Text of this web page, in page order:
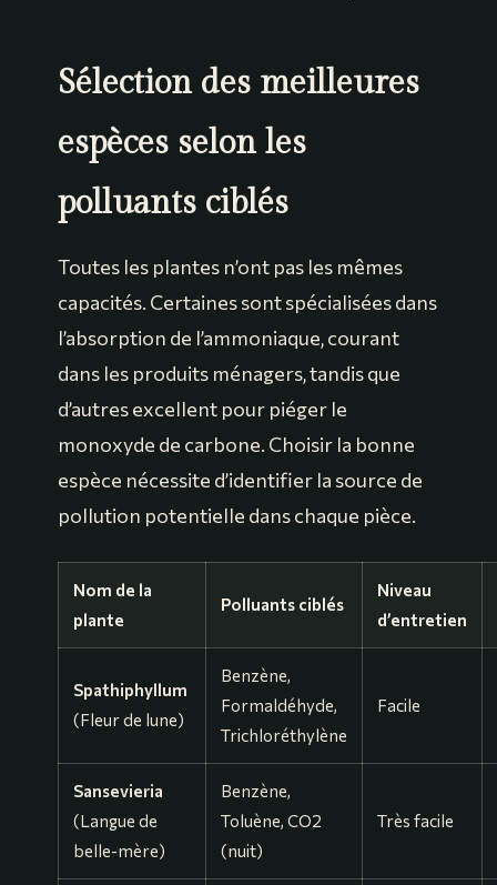
Sélection des meilleures
espèces selon les
polluants ciblés
Toutes les plantes n’ont pas les mêmes
capacités. Certaines sont spécialisées dans
l’absorption de l’ammoniaque, courant
dans les produits ménagers, tandis que
d’autres excellent pour piéger le
monoxyde de carbone. Choisir la bonne
espèce nécessite d’identifier la source de
pollution potentielle dans chaque pièce.
Nom de la
plante
Polluants ciblés
Niveau
d’entretien
Spathiphyllum
(Fleur de lune)
Benzène,
Formaldéhyde,
Trichloréthylène
Facile
Sansevieria
(Langue de
belle-mère)
Benzène,
Toluène, CO2
(nuit)
Très facile